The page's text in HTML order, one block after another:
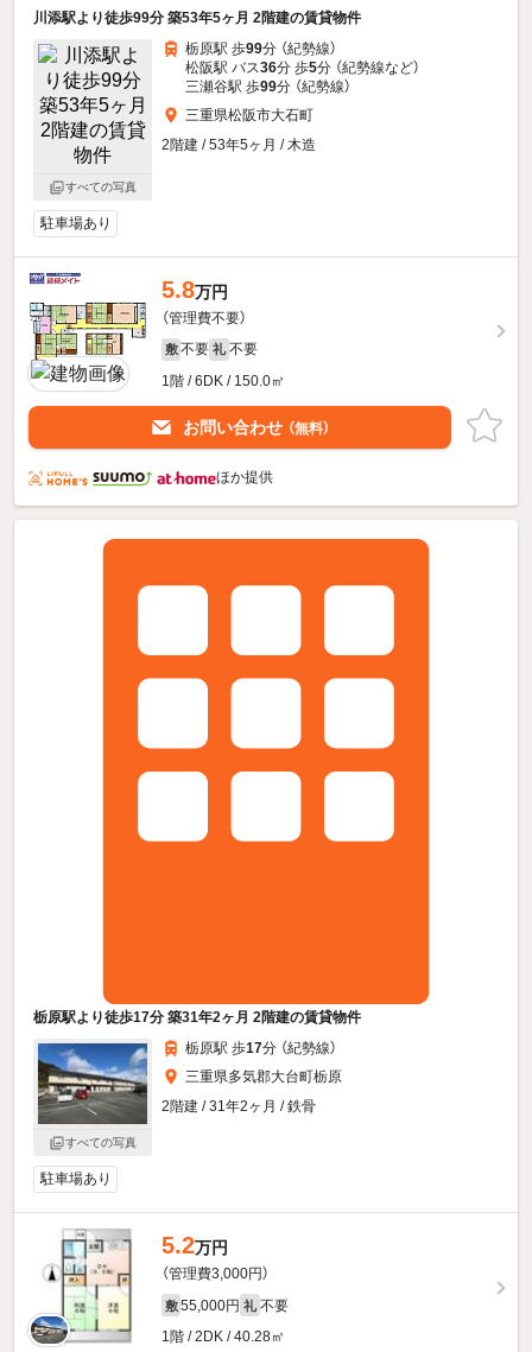
川添駅より徒歩99分 築53年5ヶ月 2階建の賃貸物件
すべての写真
栃原駅 歩99分 （紀勢線）
松阪駅 バス36分 歩5分 （紀勢線など）
三瀬谷駅 歩99分 （紀勢線）
三重県松阪市大石町
2階建 / 53年5ヶ月 / 木造
駐車場あり
5.8万円
（管理費不要）
敷 不要 礼 不要
1階 / 6DK / 150.0㎡
お問い合わせ （無料）
ほか提供
栃原駅より徒歩17分 築31年2ヶ月 2階建の賃貸物件
すべての写真
栃原駅 歩17分 （紀勢線）
三重県多気郡大台町栃原
2階建 / 31年2ヶ月 / 鉄骨
駐車場あり
5.2万円
（管理費3,000円）
敷 55,000円 礼 不要
1階 / 2DK / 40.28㎡